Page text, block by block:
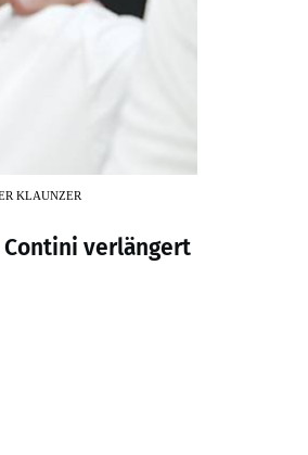
KLAUNZER
verlängert